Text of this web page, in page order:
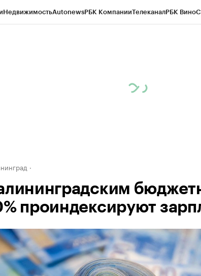
НедвижимостьAutonewsРБК КомпанииТелеканалРБК Вино
проиндексируют